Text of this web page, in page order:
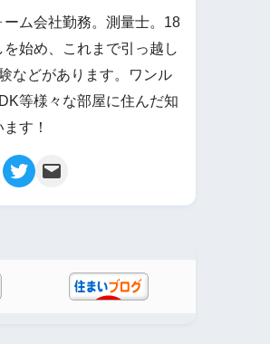
ーム会社勤務。測量士。18
始め、これまで引っ越し
などがあります。ワンル
等様々な部屋に住んだ知
す！